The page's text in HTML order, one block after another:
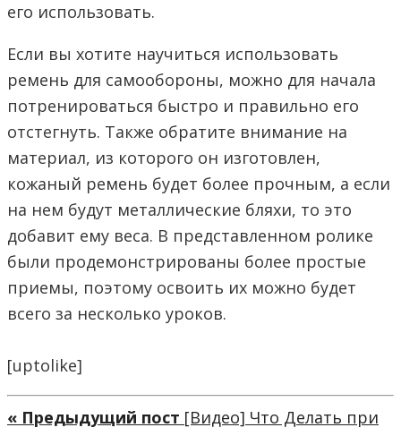
его использовать.
Если вы хотите научиться использовать
ремень для самообороны, можно для начала
потренироваться быстро и правильно его
отстегнуть. Также обратите внимание на
материал, из которого он изготовлен,
кожаный ремень будет более прочным, а если
на нем будут металлические бляхи, то это
добавит ему веса. В представленном ролике
были продемонстрированы более простые
приемы, поэтому освоить их можно будет
всего за несколько уроков.
[uptolike]
« Предыдущий пост [Видео] Что Делать при